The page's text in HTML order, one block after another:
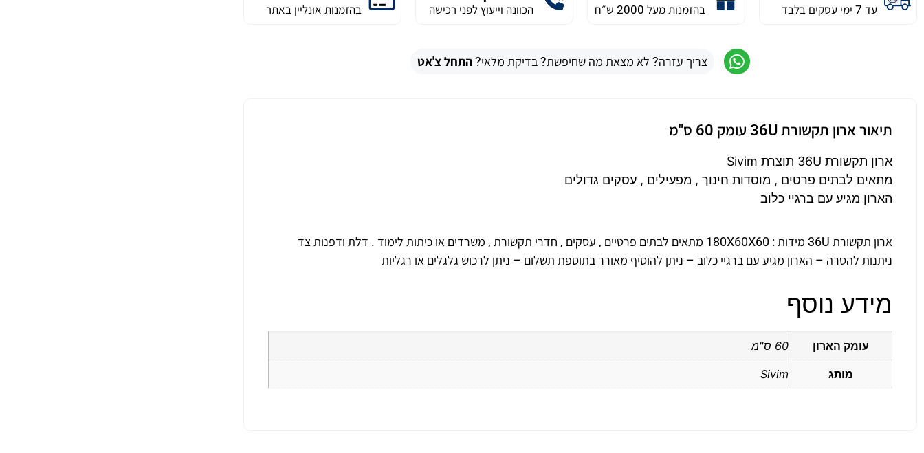
עד 7 ימי עסקים בלבד בהזמנות מעל 2000 ש״ח הכוונה וייעוץ לפני רכישה בהזמנות אונליין באתר
צריך עזרה? לא מצאת מה שחיפשת? בדיקת מלאי?התחל צ'אט
תיאור ארון תקשורת 36U עומק 60 ס"מ
ארון תקשורת 36U תוצרת Sivim
מתאים לבתים פרטים , מוסדות חינוך , מפעילים , עסקים גדולים
הארון מגיע עם ברגיי כלוב
ארון תקשורת 36U מידות : 180X60X60 מתאים לבתים פרטיים , עסקים , חדרי תקשורת , משרדים או כיתות לימוד . דלת ודפנות צד
ניתנות להסרה – הארון מגיע עם ברגיי כלוב – ניתן להוסיף מאורר בתוספת תשלום – ניתן לרכוש גלגלים או רגליות
מידע נוסף
עומק הארון 60 ס"מ
מותג Sivim